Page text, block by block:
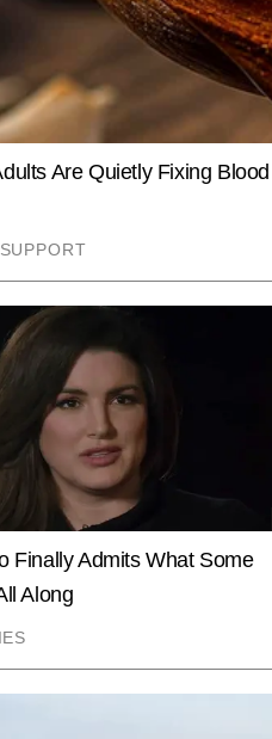
रिचा त्रिपाठी
रिचा त्रिपाठी टाइम्स नाउ नवभारत डिजिटल
7 वर्षों के अनुभव के साथ रिचा, पर्सनल
रखती हैं। अब तक 8,000 से अधिक कंटेंट लिख